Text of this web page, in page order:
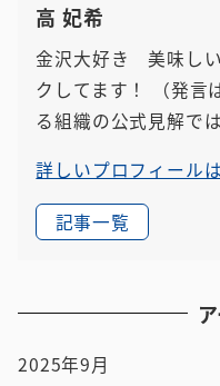
高 妃希
金沢大好き 美味し
クしてます！
（発
る組織の公式見解で
詳しいプロフィール
記事一覧
2025年9月